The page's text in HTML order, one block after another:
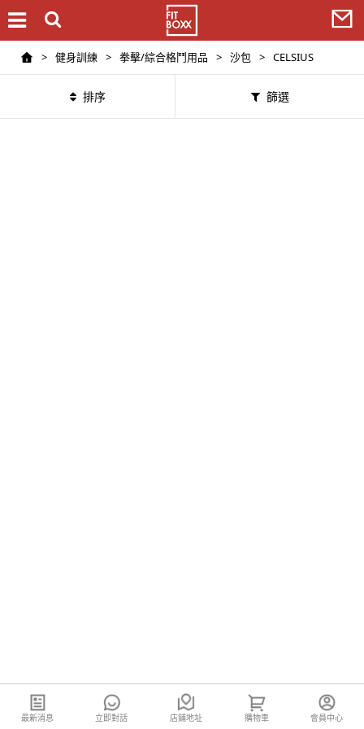
> 健身訓練 > 拳擊/綜合格鬥用品 > 沙包 > CELSIUS
排序 篩選
最新消息 立即對話 店鋪地址 購物車 會員中心